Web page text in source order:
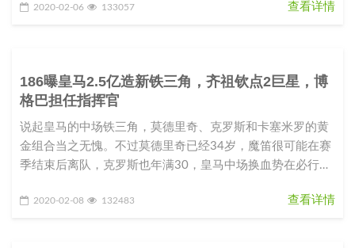
2020-02-06 133057 查看详情
186曝皇马2.5亿造新铁三角，齐祖钦点2巨星，博
格巴担任指挥官
说起皇马的中场铁三角，莫德里奇、克罗斯和卡塞米罗的黄
金组合当之无愧。不过莫德里奇已经34岁，魔笛很可能在赛
季结束后离队，克罗斯也年满30，皇马中场换血势在必行。
2020-02-08 132483 查看详情